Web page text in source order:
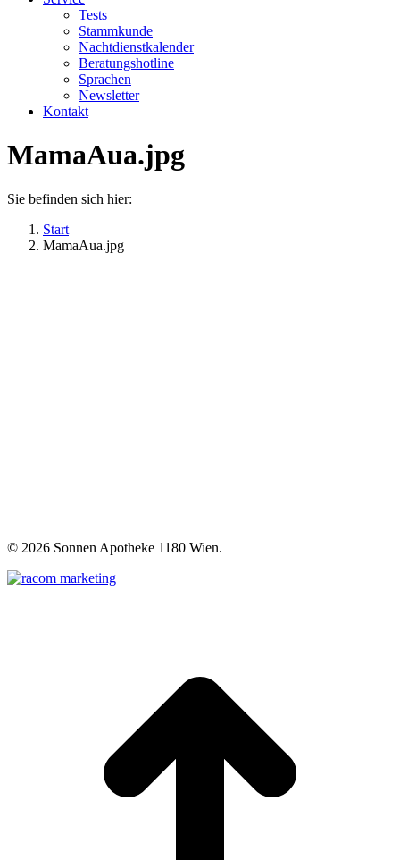
Tests
Stammkunde
Nachtdienstkalender
Beratungshotline
Sprachen
Newsletter
Kontakt
MamaAua.jpg
Sie befinden sich hier:
Start
MamaAua.jpg
© 2026 Sonnen Apotheke 1180 Wien.